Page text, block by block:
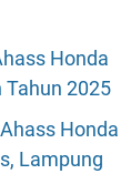
Honda
Tahun 2025
Honda
Lampung